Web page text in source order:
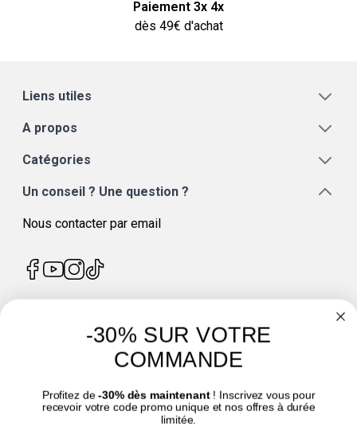
Paiement 3x 4x
dès 49€ d'achat
Liens utiles
A propos
Catégories
Un conseil ? Une question ?
Nous contacter par email
4.7/5
-30% SUR VOTRE
COMMANDE
Profitez de -30% dès maintenant! Inscrivez vous pour
recevoir votre code promo unique et nos offres à durée
limitée.